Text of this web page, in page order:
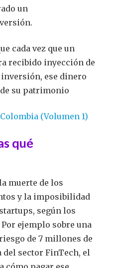
un
cada vez que un
recibido inyección de
ese dinero
su patrimonio
(Volumen 1)
qué
muerte de los
y la imposibilidad
según los
ejemplo sobre una
de 7 millones de
del sector FinTech, el